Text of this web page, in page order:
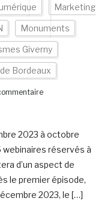
Marketing
Monuments
Giverny
Bordeaux
2023 à octobre
webinaires réservés à
d’un aspect de
le premier épisode,
2023, le […]